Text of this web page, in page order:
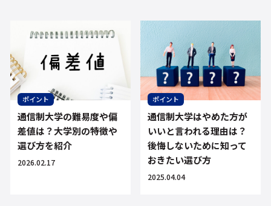
ポイント
通信制大学の難易度や偏
差値は？大学別の特徴や
選び方を紹介
2026.02.17
ポイント
通信制大学はやめた方が
いいと言われる理由は？
後悔しないために知って
おきたい選び方
2025.04.04